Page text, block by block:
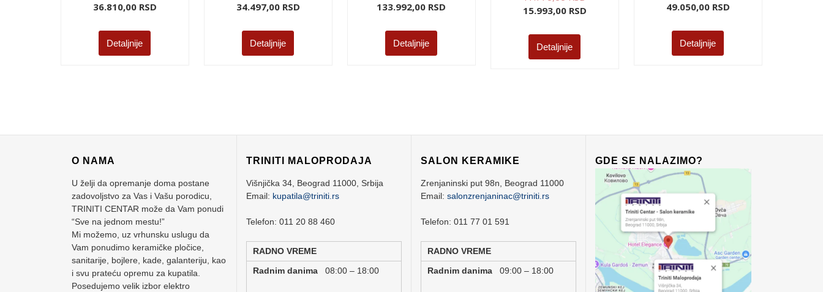
36.810,00 RSD
Detaljnije
34.497,00 RSD
Detaljnije
133.992,00 RSD
Detaljnije
15.993,00 RSD
Detaljnije
49.050,00 RSD
Detaljnije
O NAMA
U želji da opremanje doma postane
zadovoljstvo za Vas i Vašu porodicu,
TRINITI CENTAR može da Vam ponudi
“Sve na jednom mestu!”
Mi možemo, uz vrhunsku uslugu da
Vam ponudimo keramičke pločice,
sanitarije, bojlere, kade, galanteriju, kao
i svu prateću opremu za kupatila.
Posedujemo velik izbor elektro
TRINITI MALOPRODAJA
Višnjička 34, Beograd 11000, Srbija
Email: kupatila@triniti.rs
Telefon: 011 20 88 460
RADNO VREME
Radnim danima 08:00 – 18:00
SALON KERAMIKE
Zrenjaninski put 98n, Beograd 11000
Email: salonzrenjaninac@triniti.rs
Telefon: 011 77 01 591
RADNO VREME
Radnim danima 09:00 – 18:00
GDE SE NALAZIMO?